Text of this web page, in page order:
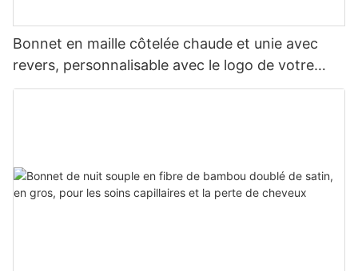
Bonnet en maille côtelée chaude et unie avec
revers, personnalisable avec le logo de votre
équipe - Article promotionnel d'hiver